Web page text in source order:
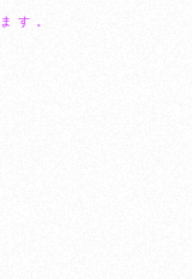
ます。